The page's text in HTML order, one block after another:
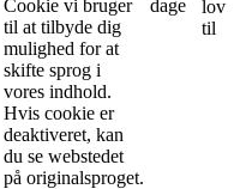
Cookie vi bruger
til at tilbyde dig
mulighed for at
skifte sprog i
vores indhold.
Hvis cookie er
deaktiveret, kan
du se webstedet
på originalsproget.
dage
lov
til